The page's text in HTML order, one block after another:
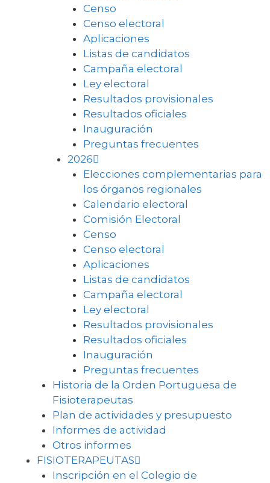
Censo
Censo electoral
Aplicaciones
Listas de candidatos
Campaña electoral
Ley electoral
Resultados provisionales
Resultados oficiales
Inauguración
Preguntas frecuentes
2026
Elecciones complementarias para
los órganos regionales
Calendario electoral
Comisión Electoral
Censo
Censo electoral
Aplicaciones
Listas de candidatos
Campaña electoral
Ley electoral
Resultados provisionales
Resultados oficiales
Inauguración
Preguntas frecuentes
Historia de la Orden Portuguesa de
Fisioterapeutas
Plan de actividades y presupuesto
Informes de actividad
Otros informes
FISIOTERAPEUTAS
Inscripción en el Colegio de